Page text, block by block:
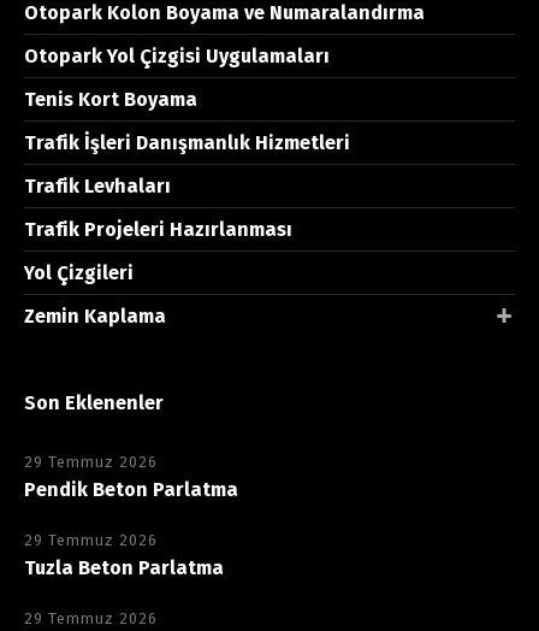
Otopark Kolon Boyama ve Numaralandırma
Otopark Yol Çizgisi Uygulamaları
Tenis Kort Boyama
Trafik İşleri Danışmanlık Hizmetleri
Trafik Levhaları
Trafik Projeleri Hazırlanması
Yol Çizgileri
Zemin Kaplama
Son Eklenenler
29 Temmuz 2026
Pendik Beton Parlatma
29 Temmuz 2026
Tuzla Beton Parlatma
29 Temmuz 2026